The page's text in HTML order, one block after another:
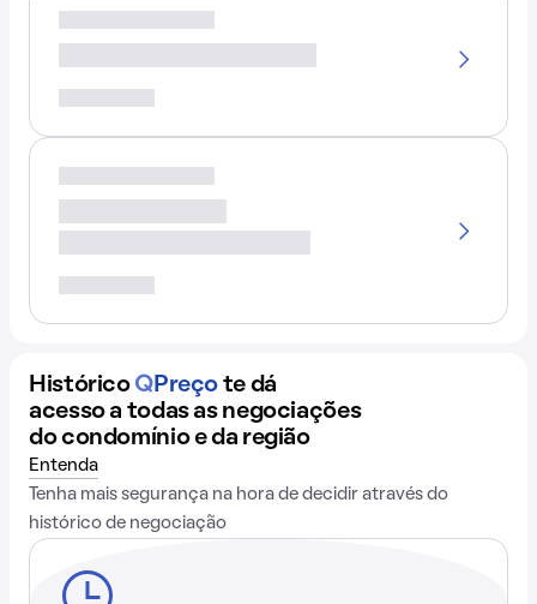
Histórico QPreço te dá
acesso a todas as negociações
do condomínio e da região
Entenda
Tenha mais segurança na hora de decidir através do
histórico de negociação